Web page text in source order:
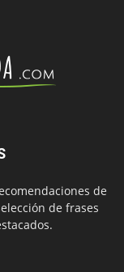
de
de frases